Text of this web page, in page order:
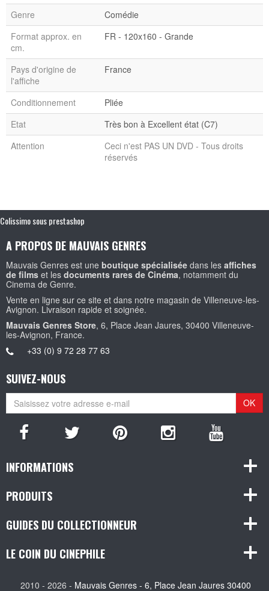
Genre
Comédie
Format approx. en
cm.
FR - 120x160 - Grande
Pays d'origine de
l'affiche
France
Conditionnement
Pliée
Etat
Très bon à Excellent état (C7)
Attention
Ceci n'est PAS UN DVD - Tous droits
réservés
Colissimo sous prestashop
A PROPOS DE MAUVAIS GENRES
Mauvais Genres est une boutique spécialisée dans les affiches
de films et les documents rares de Cinéma, notamment du
Cinema de Genre.
Vente en ligne sur ce site et dans notre magasin de Villeneuve-les-
Avignon. Livraison rapide et soignée.
Mauvais Genres Store, 6, Place Jean Jaures, 30400 Villeneuve-
les-Avignon, France.
+33 (0) 9 72 28 77 63
SUIVEZ-NOUS
OK
INFORMATIONS
PRODUITS
GUIDES DU COLLECTIONNEUR
LE COIN DU CINEPHILE
2010 - 2026 - Mauvais Genres - 6, Place Jean Jaures 30400